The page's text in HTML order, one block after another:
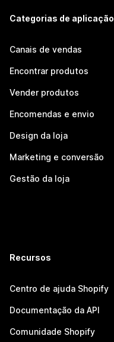
Categorias de aplicação
Canais de vendas
Encontrar produtos
Vender produtos
Encomendas e envio
Design da loja
Marketing e conversão
Gestão da loja
Recursos
Centro de ajuda Shopify
Documentação da API
Comunidade Shopify